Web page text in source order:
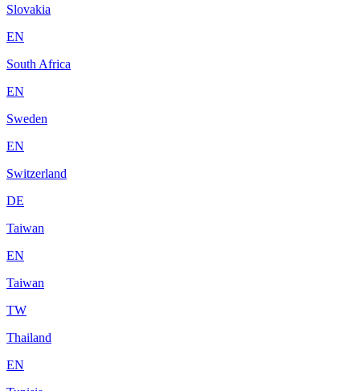
Slovakia
EN
South Africa
EN
Sweden
EN
Switzerland
DE
Taiwan
EN
Taiwan
TW
Thailand
EN